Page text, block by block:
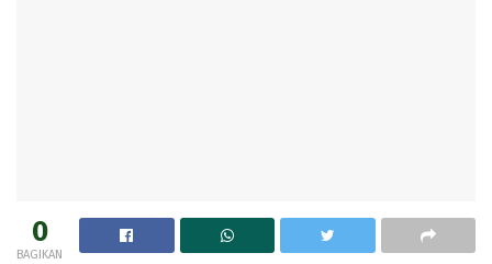
0
BAGIKAN